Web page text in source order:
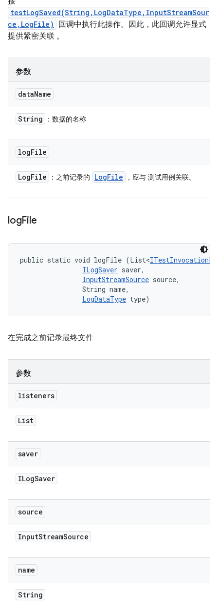
testLogSaved(String,LogDataType,InputStreamSour
ce,LogFile)
回调中执行此操作。因此，此回调允许显式
提供紧密关联 。
参数
dataName
String ：数据的名称
logFile
LogFile ：之前记录的 LogFile ，应与 测试用例关联。
logFile
public static void logFile (List<
ILogSaver saver,
InputStreamSource source,
                String name,
LogDataType type)
在完成之前记录最终文件
参数
listeners
List
saver
ILogSaver
source
InputStreamSource
name
String